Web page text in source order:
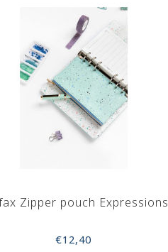
Zipper pouch Expressions
€12,40